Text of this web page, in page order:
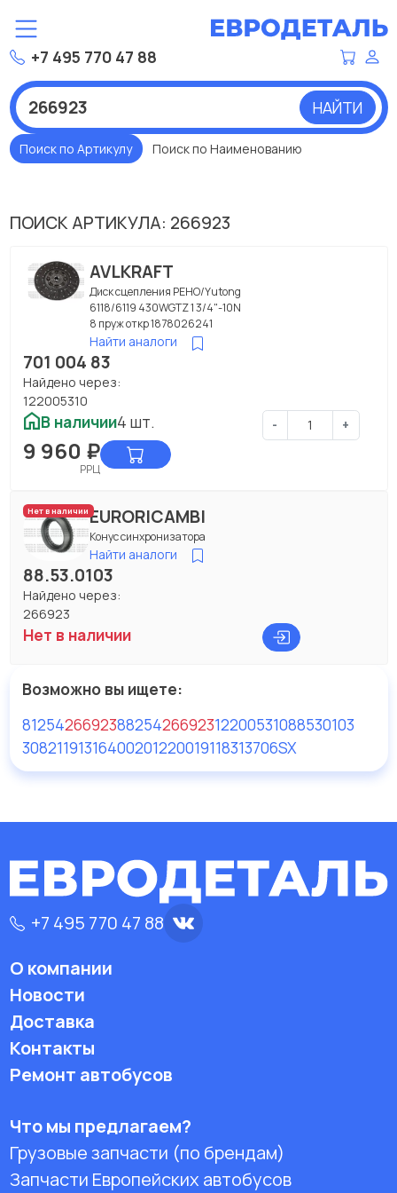
+7 495 770 47 88
НАЙТИ
Поиск по Артикулу Поиск по Наименованию
ПОИСК АРТИКУЛА: 266923
AVLKRAFT
Диск сцепления РЕНО/Yutong
6118/6119 430WGTZ 1 3/4"-10N
8 пруж откр 1878026241
Найти аналоги
701 004 83
Найдено через:
122005310
В наличии4 шт. - +
9 960 ₽
РРЦ
Нет в наличииEURORICAMBI
Конус синхронизатора
Найти аналоги
88.53.0103
Найдено через:
266923
Нет в наличии
Возможно вы ищете:
812542669238825426692312200531088530103
30821191316400201220019118313706SX
+7 495 770 47 88
О компании
Новости
Доставка
Контакты
Ремонт автобусов
Что мы предлагаем?
Грузовые запчасти (по брендам)
Запчасти Европейских автобусов